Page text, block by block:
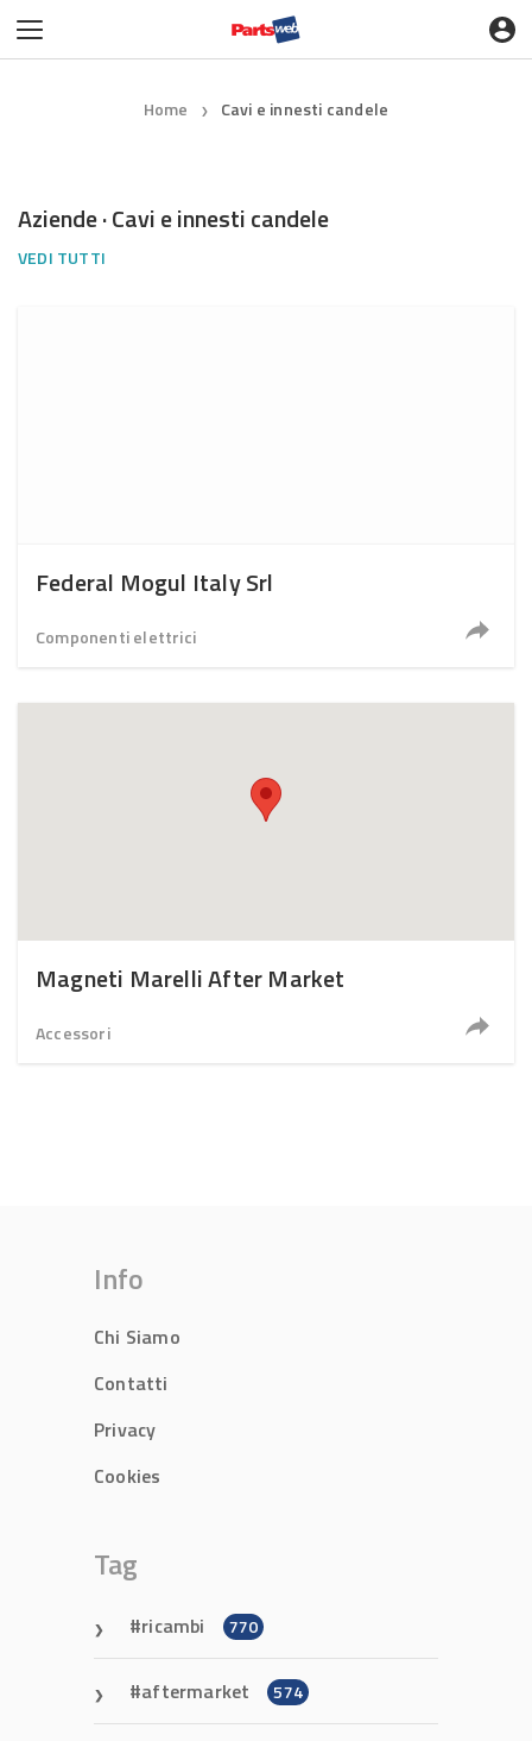
Home ❯ Cavi e innesti candele
Aziende · Cavi e innesti candele
VEDI TUTTI
Federal Mogul Italy Srl
Componenti elettrici
Magneti Marelli After Market
Accessori
Info
Chi Siamo
Contatti
Privacy
Cookies
Tag
ricambi 770
aftermarket 574